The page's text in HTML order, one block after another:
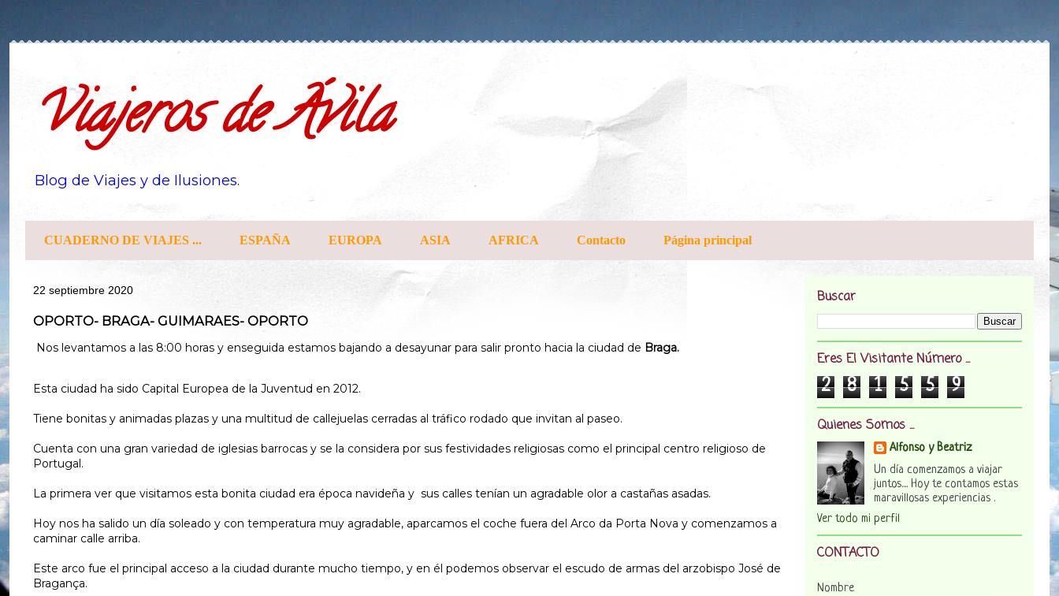
Viajeros de Ávila
Blog de Viajes y de Ilusiones.
CUADERNO DE VIAJES ... ESPAÑA EUROPA ASIA AFRICA Contacto Página principal
22 septiembre 2020
OPORTO- BRAGA- GUIMARAES- OPORTO
Nos levantamos a las 8:00 horas y enseguida estamos bajando a desayunar para salir pronto hacia la ciudad de Braga.
Esta ciudad ha sido Capital Europea de la Juventud en 2012.
Tiene bonitas y animadas plazas y una multitud de callejuelas cerradas al tráfico rodado que invitan al paseo.
Cuenta con una gran variedad de iglesias barrocas y se la considera por sus festividades religiosas como el principal centro religioso de
Portugal.
La primera ver que visitamos esta bonita ciudad era época navideña y sus calles tenían un agradable olor a castañas asadas.
Hoy nos ha salido un día soleado y con temperatura muy agradable, aparcamos el coche fuera del Arco da Porta Nova y comenzamos a
caminar calle arriba.
Este arco fue el principal acceso a la ciudad durante mucho tiempo, y en él podemos observar el escudo de armas del arzobispo José de
Bragança.
Buscar
Eres El Visitante Número ...
2 8 1 5 5 9
Quienes Somos ...
Alfonso y Beatriz
Un día comenzamos a viajar
juntos.... Hoy te contamos estas
maravillosas experiencias .
Ver todo mi perfil
CONTACTO
Nombre